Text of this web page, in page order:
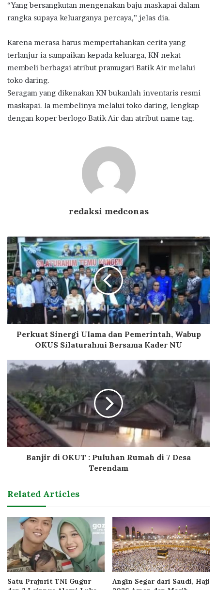
“Yang bersangkutan mengenakan baju maskapai dalam
rangka supaya keluarganya percaya,” jelas dia.
Karena merasa harus mempertahankan cerita yang
terlanjur ia sampaikan kepada keluarga, KN nekat
membeli berbagai atribut pramugari Batik Air melalui
toko daring.
Seragam yang dikenakan KN bukanlah inventaris resmi
maskapai. Ia membelinya melalui toko daring, lengkap
dengan koper berlogo Batik Air dan atribut name tag.
redaksi medconas
Perkuat Sinergi Ulama dan Pemerintah, Wabup
OKUS Silaturahmi Bersama Kader NU
Banjir di OKUT : Puluhan Rumah di 7 Desa
Terendam
Related Articles
Satu Prajurit TNI Gugur
Angin Segar dari Saudi, Haji